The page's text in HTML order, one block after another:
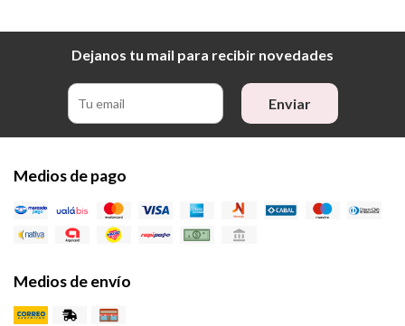
Dejanos tu mail para recibir novedades
Enviar
Medios de pago
Medios de envío